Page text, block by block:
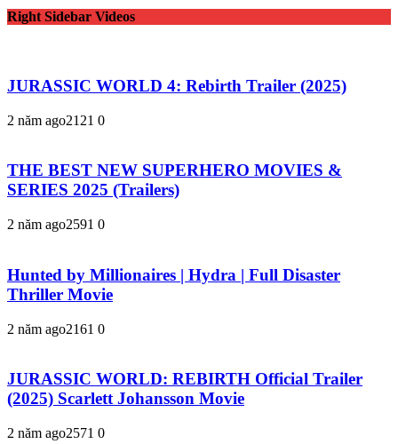
Right Sidebar Videos
JURASSIC WORLD 4: Rebirth Trailer (2025)
2 năm ago2121 0
THE BEST NEW SUPERHERO MOVIES &
SERIES 2025 (Trailers)
2 năm ago2591 0
Hunted by Millionaires | Hydra | Full Disaster
Thriller Movie
2 năm ago2161 0
JURASSIC WORLD: REBIRTH Official Trailer
(2025) Scarlett Johansson Movie
2 năm ago2571 0